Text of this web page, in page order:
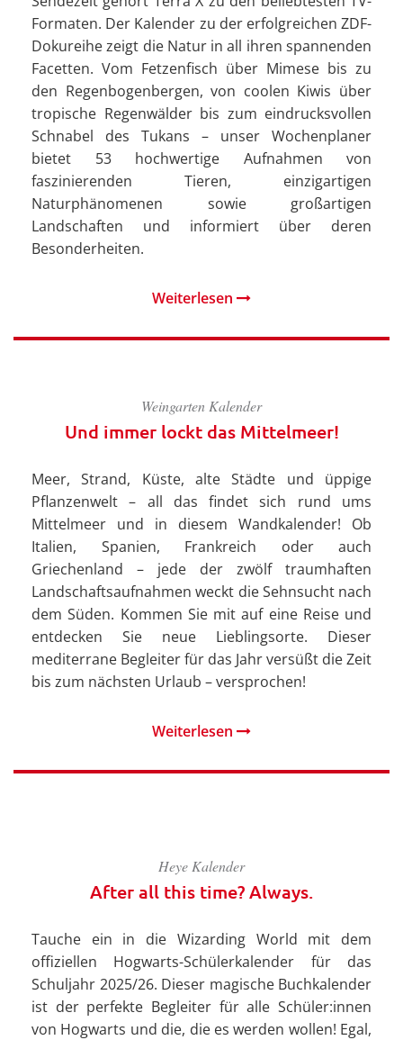
Formaten. Der Kalender zu der erfolgreichen ZDF-
Dokureihe zeigt die Natur in all ihren spannenden
Facetten. Vom Fetzenfisch über Mimese bis zu
den Regenbogenbergen, von coolen Kiwis über
tropische Regenwälder bis zum eindrucksvollen
Schnabel des Tukans – unser Wochenplaner
bietet 53 hochwertige Aufnahmen von
faszinierenden Tieren, einzigartigen
Naturphänomenen sowie großartigen
Landschaften und informiert über deren
Besonderheiten.
Weiterlesen
Weingarten Kalender
Und immer lockt das Mittelmeer!
Meer, Strand, Küste, alte Städte und üppige
Pflanzenwelt – all das findet sich rund ums
Mittelmeer und in diesem Wandkalender! Ob
Italien, Spanien, Frankreich oder auch
Griechenland – jede der zwölf traumhaften
Landschaftsaufnahmen weckt die Sehnsucht nach
dem Süden. Kommen Sie mit auf eine Reise und
entdecken Sie neue Lieblingsorte. Dieser
mediterrane Begleiter für das Jahr versüßt die Zeit
bis zum nächsten Urlaub – versprochen!
Weiterlesen
Heye Kalender
After all this time? Always.
Tauche ein in die Wizarding World mit dem
offiziellen Hogwarts-Schülerkalender für das
Schuljahr 2025/26. Dieser magische Buchkalender
ist der perfekte Begleiter für alle Schüler:innen
von Hogwarts und die, die es werden wollen! Egal,